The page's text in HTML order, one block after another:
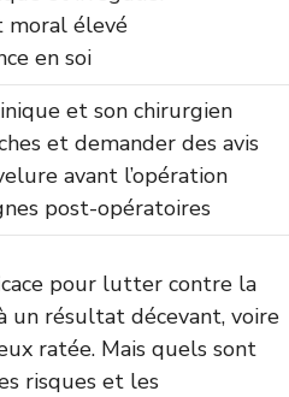
moral élevé
en soi
et son chirurgien
et demander des avis
avant l’opération
post-opératoires
pour lutter contre la
un résultat décevant, voire
ratée. Mais quels sont
risques et les